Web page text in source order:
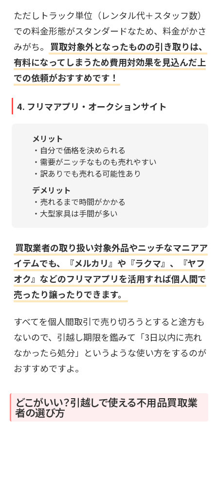
ただしトラック単位（レンタル代＋スタッフ数）
での料金形態がスタンダードなため、料金がかさ
みがち。 買取対象外となったものの引き取りは、
有料になってしまうため費用対効果を見込んだ上
での依頼がおすすめです！
4. フリマアプリ・オークションサイト
メリット
・自分で価格を決められる
・需要がニッチなものも売れやすい
・訳ありでも売れる可能性あり
デメリット
・売れるまで時間がかかる
・大型家具は手間が多い
買取業者の取り扱い対象外品やニッチなマニアア
イテムでも、『メルカリ』や『ラクマ』、『ヤフ
オク』などのフリマアプリを活用すれば個人間で
売ったり譲ったりできます。
すべてを個人間取引で売り切ろうとすると途方も
ないので、引越し期限を鑑みて「3日以内に売れ
なかったら処分」というような使い方をするのが
おすすめですよ。
どこがいい？引越しで使える不用品買取業
者の選び方